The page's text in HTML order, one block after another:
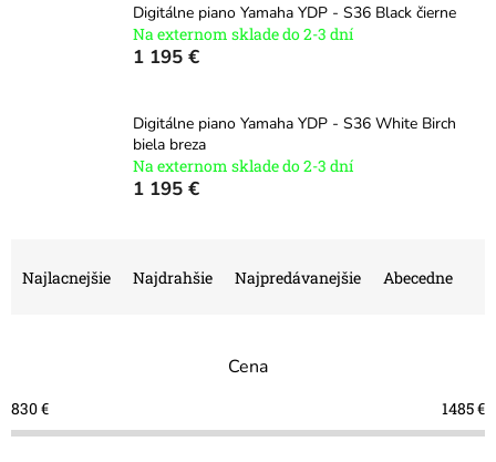
Digitálne piano Yamaha YDP - S36 Black čierne
Na externom sklade do 2-3 dní
1 195 €
Digitálne piano Yamaha YDP - S36 White Birch
biela breza
Na externom sklade do 2-3 dní
1 195 €
e
p
r
Najlacnejšie Najdrahšie Najpredávanejšie Abecedne
Cena
830€ 1485€